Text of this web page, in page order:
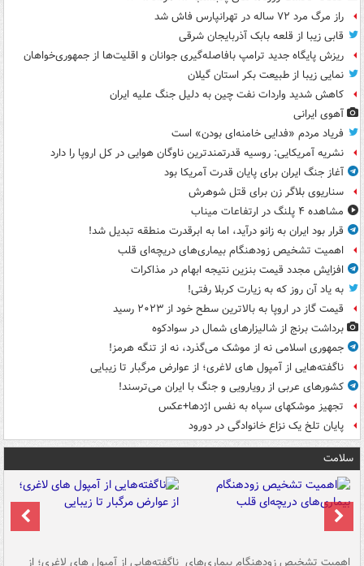
راز مرگ مرد ۷۲ ساله در تهرانپارس فاش شد
قابی زیبا از قلعه بابک آذربایجان شرقی
ریزش پایگاه جدید ترامپ بافاصله‌گیری جوانان و اقلیت‌ها از جمهوری‌خواهان
نمایی زیبا از طبیعت بکر استان گیلان
کاهش شدید واردات نفت چین به دلیل جنگ علیه ایران
آهوی ایرانی
فریاد مردم «فدایی خامنه‌ای بودن» است
نشریه آمریکایی: روسیه قدرتمندترین ناوگان هوایی در کل اروپا را دارد
آغاز جنگ ایران برای پایان قدرت آمریکا بود
سناریوی بلاگر زن برای قتل شوهرش
مشاهده ۴ پلنگ در ارتفاعات میناب
قرار بود ایران به زانو درآید، اما به ابرقدرت منطقه تبدیل شد!
اهمیت تشخیص زودهنگام بیماری‌های دریچه‌ای قلب
افزایش مجدد قیمت بنزین نتیجه ابهام در مذاکرات
به یاد آن روز که به زیارت کربلا رفتی!
قیمت گاز در اروپا به بالاترین سطح خود از ۲۰۲۳ رسید
برداشت برنج از شالیزارهای شمال در سوادکوه
جمهوری اسلامی نه از موشک می‌گذرد، نه از تنگه هرمز!
ناگفته‌هایی از آمپول های لاغری؛ از عوارض مرگبار تا زیبایی
کشورهای عربی از رویارویی و جنگ با ایران می‌ترسند!
تجهیز موشکهای سپاه به نفس اژدها+عکس
پایان تلخ یک نزاع خانوادگی در دورود
سلامت
اهمیت تشخیص زودهنگام بیماری‌های ناگفته‌هایی از آمپول های لاغری؛ از